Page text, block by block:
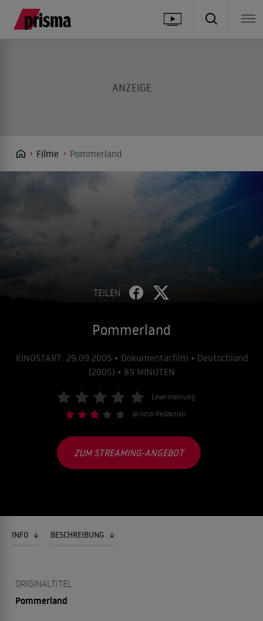
Filme Pommerland
TEILEN
Pommerland
KINOSTART: 29.09.2005 • Dokumentarfilm • Deutschland
(2005) • 89 MINUTEN
Lesermeinung
prisma-Redaktion
ZUM STREAMING-ANGEBOT
INFO BESCHREIBUNG
ORIGINALTITEL
Pommerland